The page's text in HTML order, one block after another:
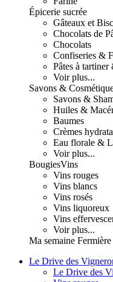
Épicerie sucrée
Gâteaux et
Chocolats de
Chocolats
Confiseries &
Pâtes à
Voir plus...
Savons &
Savons &
Huiles &
Baumes
Crèmes
Eau florale &
Voir plus...
BougiesVins
Vins rouges
Vins blancs
Vins rosés
Vins liquoreux
Vins
Voir plus...
Ma semaine Fermière
Le Drive des
Le Drive des